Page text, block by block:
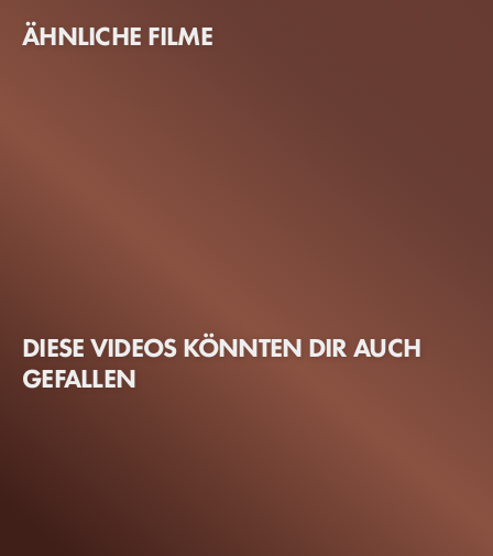
ÄHNLICHE FILME
DIESE VIDEOS KÖNNTEN DIR AUCH
GEFALLEN